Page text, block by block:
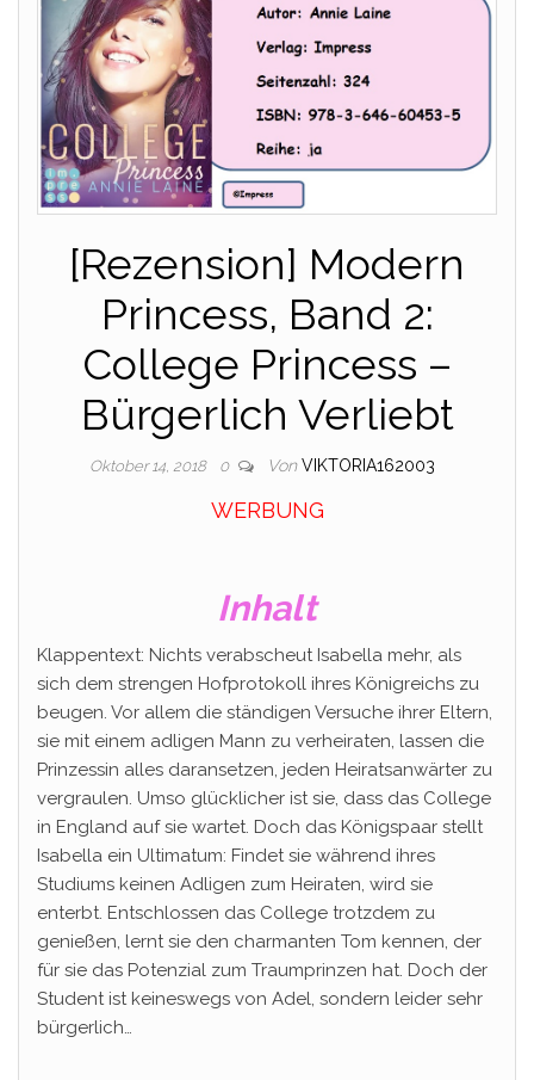
[Rezension] Modern
Princess, Band 2:
College Princess –
Bürgerlich Verliebt
Oktober 14, 2018 0 Von VIKTORIA162003
WERBUNG
Inhalt
Klappentext: Nichts verabscheut Isabella mehr, als
sich dem strengen Hofprotokoll ihres Königreichs zu
beugen. Vor allem die ständigen Versuche ihrer Eltern,
sie mit einem adligen Mann zu verheiraten, lassen die
Prinzessin alles daransetzen, jeden Heiratsanwärter zu
vergraulen. Umso glücklicher ist sie, dass das College
in England auf sie wartet. Doch das Königspaar stellt
Isabella ein Ultimatum: Findet sie während ihres
Studiums keinen Adligen zum Heiraten, wird sie
enterbt. Entschlossen das College trotzdem zu
genießen, lernt sie den charmanten Tom kennen, der
für sie das Potenzial zum Traumprinzen hat. Doch der
Student ist keineswegs von Adel, sondern leider sehr
bürgerlich…